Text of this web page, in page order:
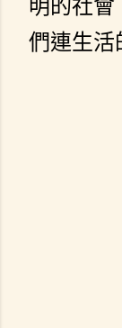
明的社
們連生活